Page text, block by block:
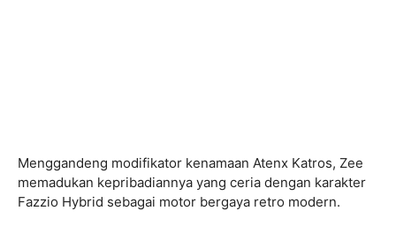
Menggandeng modifikator kenamaan Atenx Katros, Zee
memadukan kepribadiannya yang ceria dengan karakter
Fazzio Hybrid sebagai motor bergaya retro modern.